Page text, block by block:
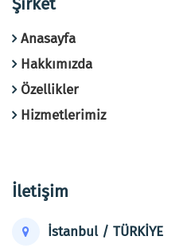
Anasayfa
Hakkımızda
Özellikler
Hizmetlerimiz
İletişim
İstanbul / TÜRKİYE